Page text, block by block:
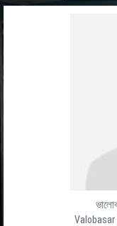
Valobasar